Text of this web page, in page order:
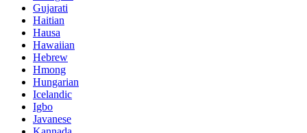
Gujarati
Haitian
Hausa
Hawaiian
Hebrew
Hmong
Hungarian
Icelandic
Igbo
Javanese